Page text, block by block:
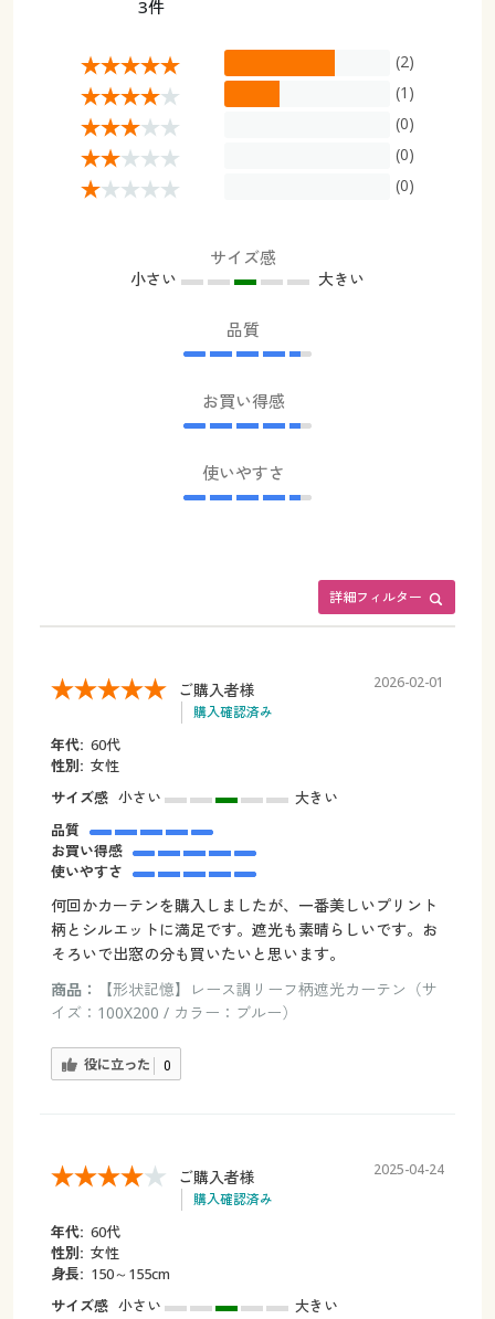
3件
(2)
(1)
(0)
(0)
(0)
サイズ感
小さい 大きい
品質
お買い得感
使いやすさ
詳細フィルター
ご購入者様
購入確認済み
2026-02-01
年代: 60代
性別: 女性
サイズ感 小さい
大きい
品質
お買い得感
使いやすさ
何回かカーテンを購入しましたが、一番美しいプリント
柄とシルエットに満足です。遮光も素晴らしいです。お
そろいで出窓の分も買いたいと思います。
商品：
【形状記憶】レース調リーフ柄遮光カーテン（サ
イズ：100X200 / カラー：ブルー）
役に立った 0
ご購入者様
購入確認済み
2025-04-24
年代: 60代
性別: 女性
身長: 150～155cm
サイズ感 小さい
大きい